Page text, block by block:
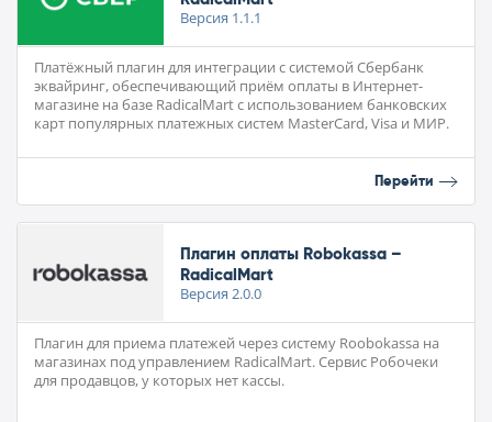
Версия 1.1.1
Платёжный плагин для интеграции с системой Сбербанк
эквайринг, обеспечивающий приём оплаты в Интернет-
магазине на базе RadicalMart с использованием банковских
карт популярных платежных систем MasterCard, Visa и МИР.
Перейти
Плагин оплаты Robokassa –
RadicalMart
Версия 2.0.0
Плагин для приема платежей через систему Roobokassa на
магазинах под управлением RadicalMart. Сервис Робочеки
для продавцов, у которых нет кассы.